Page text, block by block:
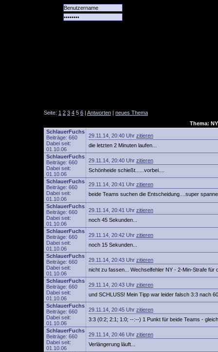
Seite: 1 2 3 4 5 6 | Antworten | neues Thema
Thema:
SchlauerFuchs
Beiträge: 660
Dabei seit:
01.10.06
29.11.14, 20:40 Uhr zitieren
die letzten 2 Minuten laufen...
SchlauerFuchs
Beiträge: 660
Dabei seit:
01.10.06
29.11.14, 20:40 Uhr zitieren
Schönheide schießt......vorbei....
SchlauerFuchs
Beiträge: 660
Dabei seit:
01.10.06
29.11.14, 20:41 Uhr zitieren
beide Teams suchen die Entscheidung....super
SchlauerFuchs
Beiträge: 660
Dabei seit:
01.10.06
29.11.14, 20:41 Uhr zitieren
noch 45 Sekunden...
SchlauerFuchs
Beiträge: 660
Dabei seit:
01.10.06
29.11.14, 20:42 Uhr zitieren
noch 15 Sekunden...
SchlauerFuchs
Beiträge: 660
Dabei seit:
01.10.06
29.11.14, 20:43 Uhr zitieren
nicht zu fassen... Wechselfehler NY - 2-Min-Strafe für
SchlauerFuchs
Beiträge: 660
Dabei seit:
01.10.06
29.11.14, 20:43 Uhr zitieren
und SCHLUSS! Mein Tipp war leider falsch 3:3 nach
SchlauerFuchs
Beiträge: 660
Dabei seit:
01.10.06
29.11.14, 20:45 Uhr zitieren
3:3 (0:2; 2:1; 1:0; --:--) 1 Punkt für beide Teams -
SchlauerFuchs
Beiträge: 660
Dabei seit:
01.10.06
29.11.14, 20:46 Uhr zitieren
Verlängerung läuft...